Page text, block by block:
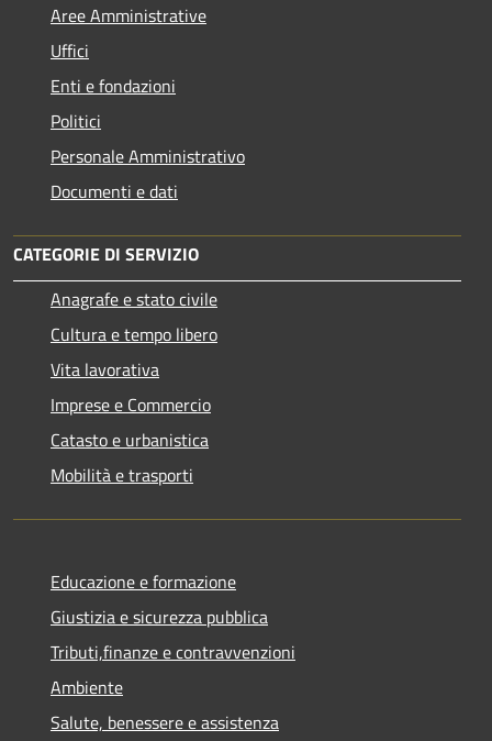
Aree Amministrative
Uffici
Enti e fondazioni
Politici
Personale Amministrativo
Documenti e dati
CATEGORIE DI SERVIZIO
Anagrafe e stato civile
Cultura e tempo libero
Vita lavorativa
Imprese e Commercio
Catasto e urbanistica
Mobilità e trasporti
Educazione e formazione
Giustizia e sicurezza pubblica
Tributi,finanze e contravvenzioni
Ambiente
Salute, benessere e assistenza